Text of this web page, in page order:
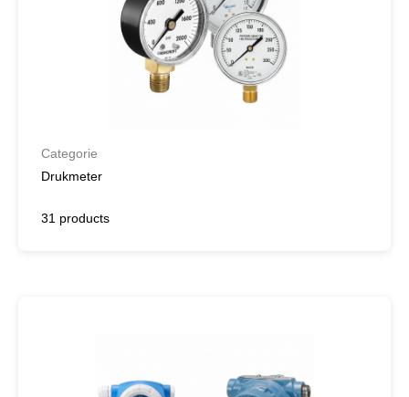
Categorie
Drukmeter
31 products